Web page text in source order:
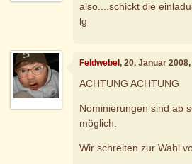
also....schickt die
lg
Feldwebel, 20. Januar
ACHTUNG ACHTUNG
Nominierungen sind ab
möglich.
Wir schreiten zur Wahl